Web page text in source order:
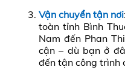
Vận chuyển tận nơi
toàn tỉnh Bình
Nam đến Phan
cận – dù bạn ở
đến tận công trình